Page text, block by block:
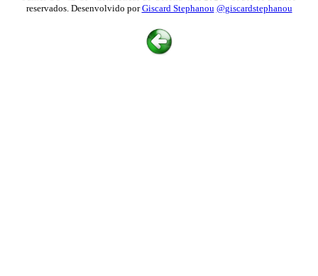
reservados. Desenvolvido porGiscard Stephanou @giscardstephanou